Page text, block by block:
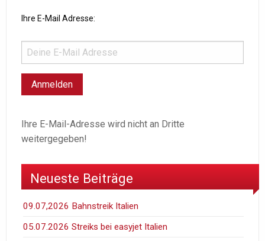
Ihre E-Mail Adresse:
Ihre E-Mail-Adresse wird nicht an Dritte
weitergegeben!
Neueste Beiträge
09.07,2026 Bahnstreik Italien
05.07.2026 Streiks bei easyjet Italien